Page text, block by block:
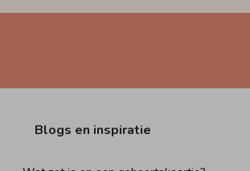
Blogs en inspiratie